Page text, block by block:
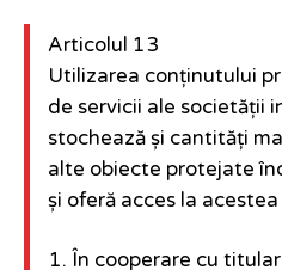
Articolul 13
Utilizarea conținutului
de servicii ale societății
stochează și cantități
alte obiecte protejate
și oferă acces la acestea
În cooperare cu